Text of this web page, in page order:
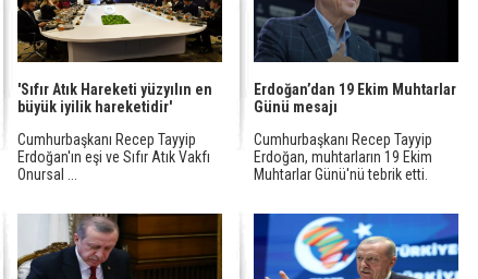
'Sıfır Atık Hareketi yüzyılın en
büyük iyilik hareketidir'
Cumhurbaşkanı Recep Tayyip
Erdoğan'ın eşi ve Sıfır Atık Vakfı
Onursal ...
Erdoğan’dan 19 Ekim Muhtarlar
Günü mesajı
Cumhurbaşkanı Recep Tayyip
Erdoğan, muhtarların 19 Ekim
Muhtarlar Günü'nü tebrik etti.